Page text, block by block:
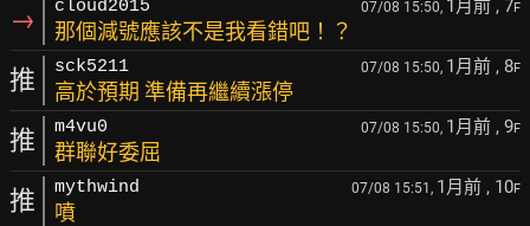
→ cloud2015 07/08 15:50, 1月前 , 7F
那個減號應該不是我看錯吧！？
推 sck5211 07/08 15:50, 1月前 , 8F
高於預期 準備再繼續漲停
推 m4vu0 07/08 15:50, 1月前 , 9F
群聯好委屈
推 mythwind 07/08 15:51, 1月前 , 10F
噴